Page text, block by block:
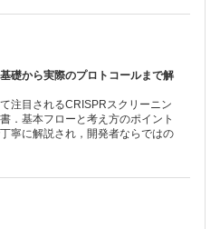
ウイルス作製と細胞への感染【遊佐宏
佐宏介】
佐宏介】
既存ライブラリ載せ替え【遊佐宏介】
Fitnessスクリーニング【遊佐宏介】
【遊佐宏介】
ントデータの解析【樽本雄介，遊佐宏
礎から実際のプロトコールまで解
注目されるCRISPRスクリーニン
．基本フローと考え方のポイント
寧に解説され，開発者ならではの